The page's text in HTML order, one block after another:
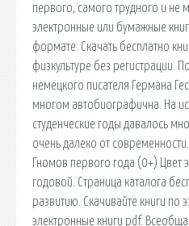
первого, самого трудного и не
электронные или бумажные
формате: Скачать бесплатно
физкультуре без регистрации.
немецкого писателя Германа
многом автобиографична. На
студенческие годы давалось
очень далеко от
Гномов первого года (0+) Цвет
годовой. Страница каталога
развитию. Скачивайте книги по
электронные книги pdf.